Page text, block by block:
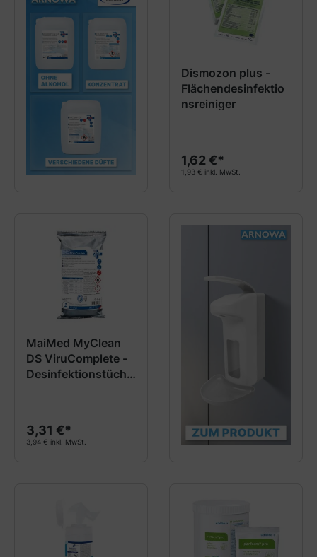
Dismozon plus -
Flächendesinfektio
nsreiniger
1,62 €*
1,93 € inkl. MwSt.
MaiMed MyClean
DS ViruComplete -
Desinfektionstüche
3,31 €*
3,94 € inkl. MwSt.